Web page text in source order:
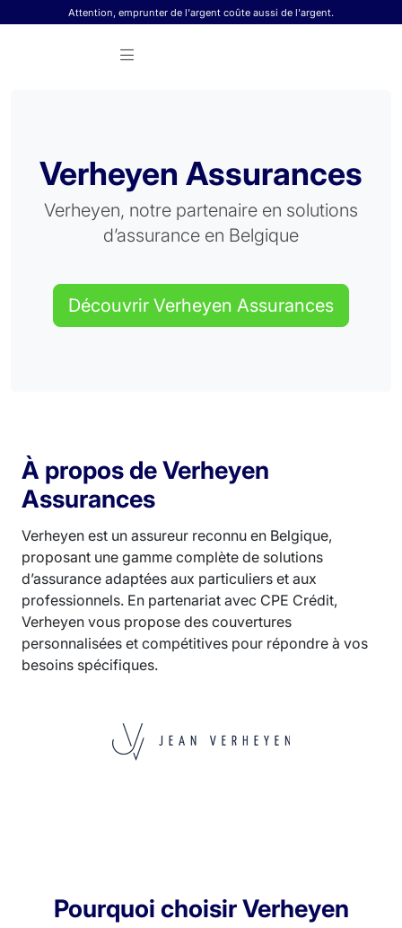
Skip to contentAttention, emprunter de l'argent coûte aussi de l'argent.
Verheyen Assurances
Verheyen, notre partenaire en solutions
d’assurance en Belgique
Découvrir Verheyen Assurances
À propos de Verheyen
Assurances
Verheyen est un assureur reconnu en Belgique,
proposant une gamme complète de solutions
d’assurance adaptées aux particuliers et aux
professionnels. En partenariat avec CPE Crédit,
Verheyen vous propose des couvertures
personnalisées et compétitives pour répondre à vos
besoins spécifiques.
Pourquoi choisir Verheyen